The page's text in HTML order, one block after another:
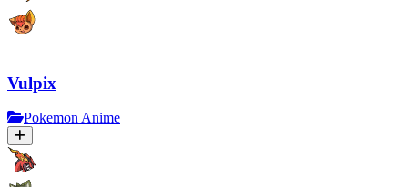
Vulpix
Pokemon Anime